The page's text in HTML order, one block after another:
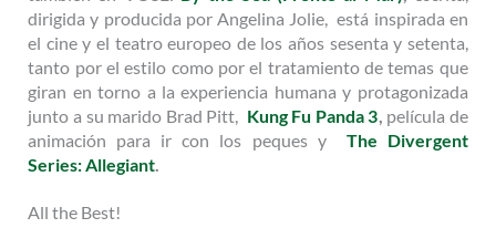
dirigida y producida por Angelina Jolie, está inspirada en
el cine y el teatro europeo de los años sesenta y setenta,
tanto por el estilo como por el tratamiento de temas que
giran en torno a la experiencia humana y protagonizada
junto a su marido Brad Pitt, Kung Fu Panda 3, película de
animación para ir con los peques y The Divergent
Series: Allegiant.
All the Best!